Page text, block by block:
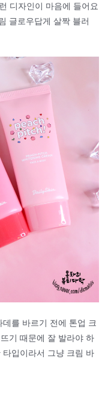
디자인이 마음에 들어요
글로우답게 살짝 블러
를 바르기 전에 톤업 크
기 때문에 잘 발라야 하
입이라서 그냥 크림 바